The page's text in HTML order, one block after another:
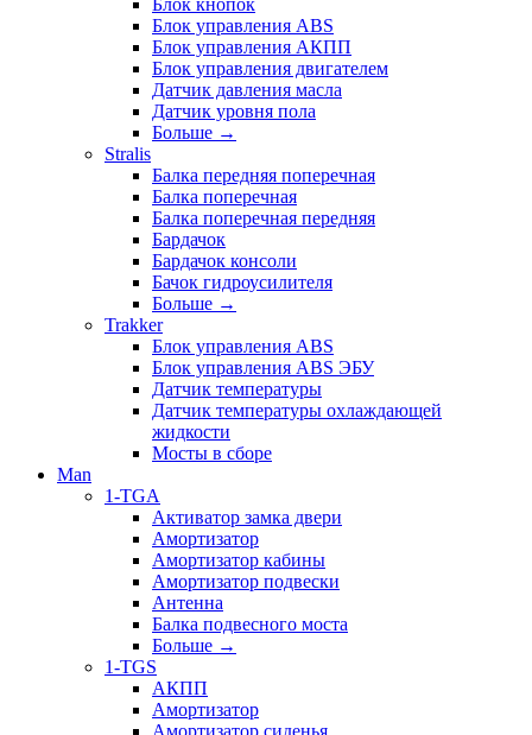
Блок кнопок
Блок управления ABS
Блок управления АКПП
Блок управления двигателем
Датчик давления масла
Датчик уровня пола
Больше →
Stralis
Балка передняя поперечная
Балка поперечная
Балка поперечная передняя
Бардачок
Бардачок консоли
Бачок гидроусилителя
Больше →
Trakker
Блок управления ABS
Блок управления ABS ЭБУ
Датчик температуры
Датчик температуры охлаждающей
жидкости
Мосты в сборе
Man
1-TGA
Активатор замка двери
Амортизатор
Амортизатор кабины
Амортизатор подвески
Антенна
Балка подвесного моста
Больше →
1-TGS
АКПП
Амортизатор
Амортизатор сиденья